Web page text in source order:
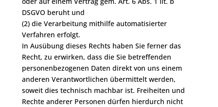
DSGVO beruht und
(2) die Verarbeitung mithilfe automatisierter
Verfahren erfolgt.
In Ausübung dieses Rechts haben Sie ferner das
Recht, zu erwirken, dass die Sie betreffenden
personenbezogenen Daten direkt von uns einem
anderen Verantwortlichen übermittelt werden,
soweit dies technisch machbar ist. Freiheiten und
Rechte anderer Personen dürfen hierdurch nicht